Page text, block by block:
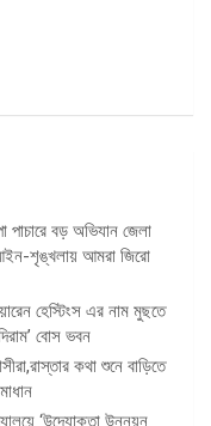
বড় অভিযান জেলা
শৃঙ্খলায় আমরা জিরো
হেস্টিংস এর নাম মুছতে
বোস ভবন
কথা শুনে বাড়িতে